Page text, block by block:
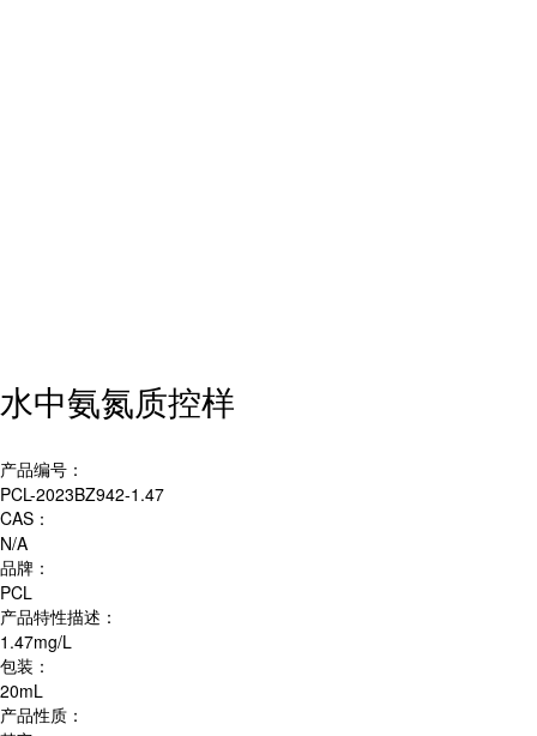
水中氨氮质控样
产品编号：
PCL-2023BZ942-1.47
CAS：
N/A
品牌：
PCL
产品特性描述：
1.47mg/L
包装：
20mL
产品性质：